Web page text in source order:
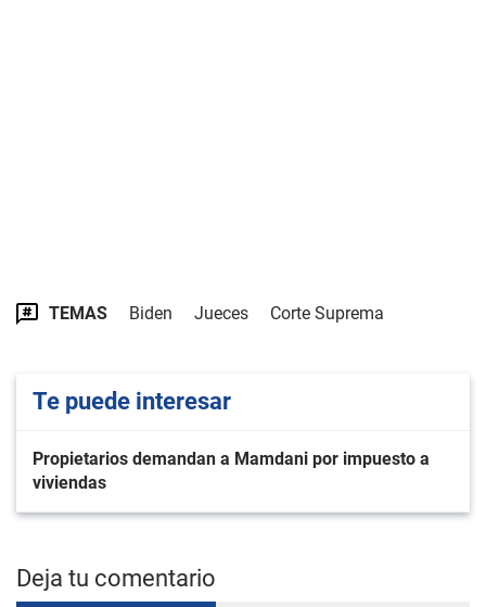
TEMAS Biden Jueces Corte Suprema
Te puede interesar
Propietarios demandan a Mamdani por impuesto a
viviendas
Deja tu comentario